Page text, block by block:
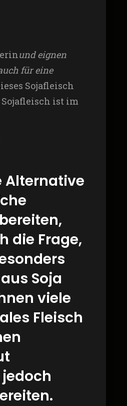
und eignen
für eine
Sojafleisch
ist im
Alternative
die Frage,
Soja
viele
Fleisch